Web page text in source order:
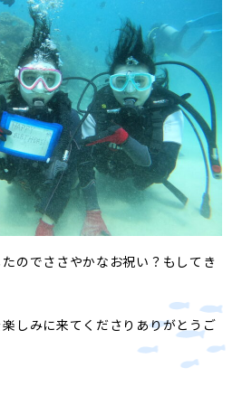
のでささやかなお祝い？もしてき
しみに来てくださりありがとうご